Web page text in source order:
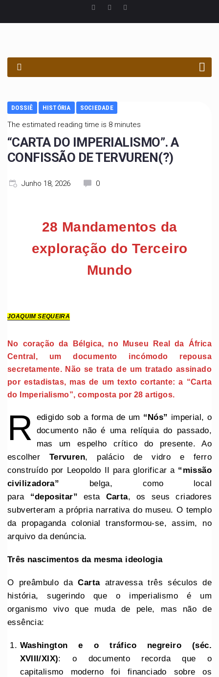
DOSSIÊ HISTÓRIA SOCIEDADE
The estimated reading time is 8 minutes
“CARTA DO IMPERIALISMO”. A
CONFISSÃO DE TERVUREN(?)
Junho 18, 2026 0
28 Mandamentos da
exploração do Terceiro
Mundo
JOAQUIM SEQUEIRA
No coração da Bélgica, no Museu Real da África
Central, um documento incómodo repousa
secretamente. Não se trata de um tratado assinado
por estadistas, mas de um texto cortante: a “Carta
do Imperialismo”, composta por 28 artigos.
R edigido sob a forma de um “Nós” imperial, o
documento não é uma relíquia do passado,
mas um espelho crítico do presente. Ao
escolher Tervuren, palácio de vidro e ferro
construído por Leopoldo II para glorificar a “missão
civilizadora” belga, como local
para “depositar” esta Carta, os seus criadores
subverteram a própria narrativa do museu. O templo
da propaganda colonial transformou-se, assim, no
arquivo da denúncia.
Três nascimentos da mesma ideologia
O preâmbulo daCartaatravessa três séculos de
história, sugerindo que o imperialismo é um
organismo vivo que muda de pele, mas não de
essência:
Washington e o tráfico negreiro (séc.
XVIII/XIX): o documento recorda que o
capitalismo moderno foi financiado sobre os